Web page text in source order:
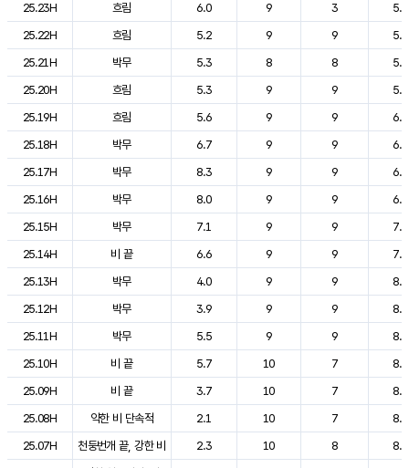
25.23H
흐림 6.0 9 3
5.4
25.22H
흐림 5.2 9 9
5.7
25.21H
박무 5.3 8 8
5.7
25.20H
흐림 5.3 9 9
5.9
25.19H
흐림 5.6 9 9
6.1
25.18H
박무 6.7 9 9
6.3
25.17H
박무 8.3 9 9
6.5
25.16H
박무 8.0 9 9
6.9
25.15H
박무 7.1 9 9
7.4
25.14H
비 끝 6.6 9 9
7.9
25.13H
박무 4.0 9 9
8.5
25.12H
박무 3.9 9 9
8.6
25.11H
박무 5.5 9 9
8.0
25.10H
비 끝 5.7 10 7
8.1
25.09H
비 끝 3.7 10 7
8.5
25.08H
약한 비 단속적 2.1 10 7
8.2
25.07H
천둥번개 끝, 강한 비 2.3 10 8
8.3